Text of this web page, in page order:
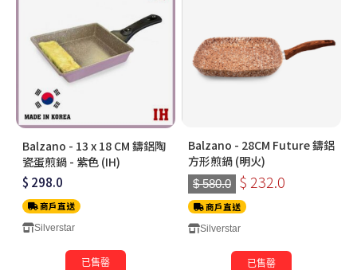
Balzano - 13 x 18 CM 鑄鋁陶
瓷蛋煎鍋 - 紫色 (IH)
$ 298.0
商戶直送
Silverstar
已售罄
Balzano - 28CM Future 鑄鋁
方形煎鍋 (明火)
$ 580.0 $ 232.0
商戶直送
Silverstar
已售罄